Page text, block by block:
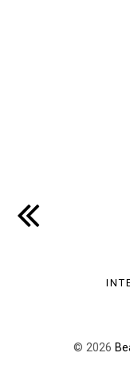
© 2026